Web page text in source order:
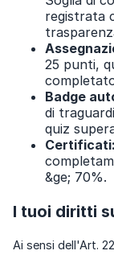
registrata
25 punti,
Badge
di
quiz
Certificati:
&ge; 70%.
I tuoi diritti
Ai sensi dell'Art.